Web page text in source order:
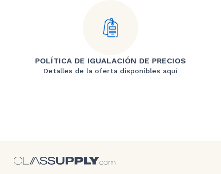
POLÍTICA DE IGUALACIÓN DE PRECIOS
Detalles de la oferta disponibles aquí